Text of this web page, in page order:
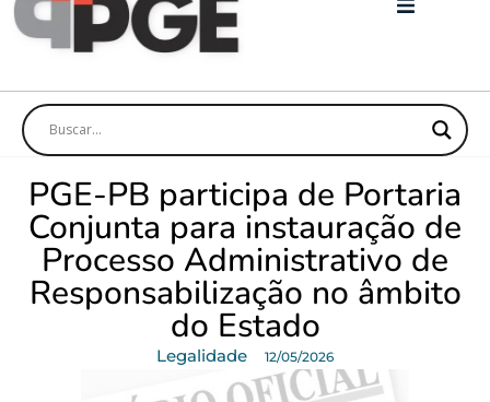
PGE-PB participa de Portaria
Conjunta para instauração de
Processo Administrativo de
Responsabilização no âmbito
do Estado
Legalidade 12/05/2026